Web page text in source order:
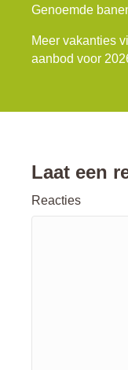
Genoemde
Meer vakanties
aanbod voor
Laat een
Reacties